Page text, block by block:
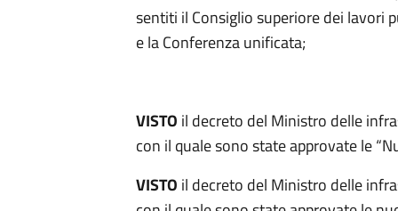
sentiti il Consiglio superiore dei lavori
e la Conferenza unificata;
VISTO il decreto del Ministro delle
con il quale sono state approvate le
VISTO il decreto del Ministro delle